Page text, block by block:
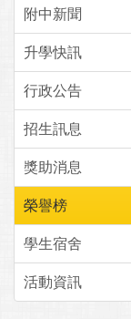
附中新聞
升學快訊
行政公告
招生訊息
獎助消息
榮譽榜
學生宿舍
活動資訊